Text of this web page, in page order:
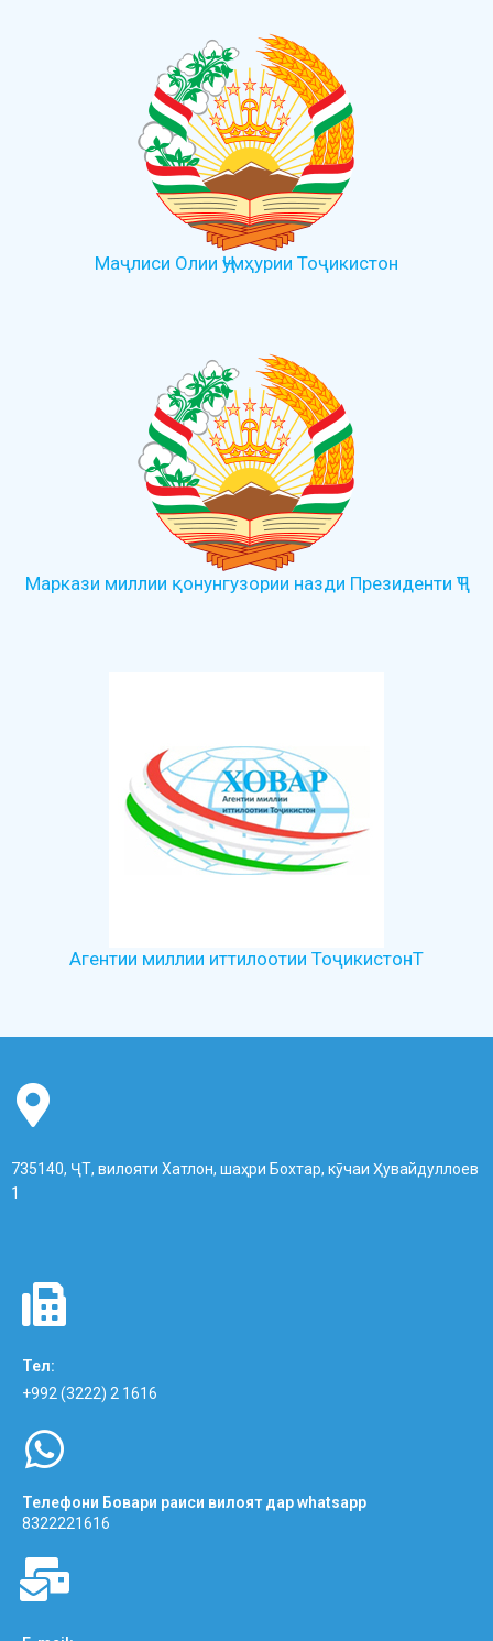
Маҷлиси Олии Ҷумҳурии Тоҷикистон
Маркази миллии қонунгузории назди Президенти ҶТ
Агентии миллии иттилоотии ТоҷикистонТ
735140, ҶТ, вилояти Хатлон, шаҳри Бохтар, кӯчаи Ҳувайдуллоев
1
Тел:
+992 (3222) 2 1616
Телефони Бовари раиси вилоят дар whatsapp
8322221616